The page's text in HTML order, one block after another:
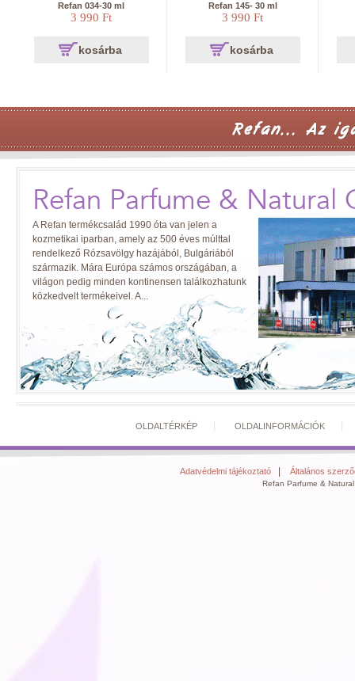
Refan 034-30 ml
3 990 Ft
kosárba
Refan 145- 30 ml
3 990 Ft
kosárba
Refan Parfume & Natural
A Refan termékcsalád 1990 óta van jelen a
kozmetikai iparban, amely az 500 éves múlttal
rendelkező Rózsavölgy hazájából, Bulgáriából
származik. Mára Európa számos országában, a
világon pedig minden kontinensen találkozhatunk
közkedvelt termékeivel. A...
OLDALTÉRKÉP OLDALINFORMÁCIÓK
Adatvédelmi tájékoztató| Általános
Refan Parfume &